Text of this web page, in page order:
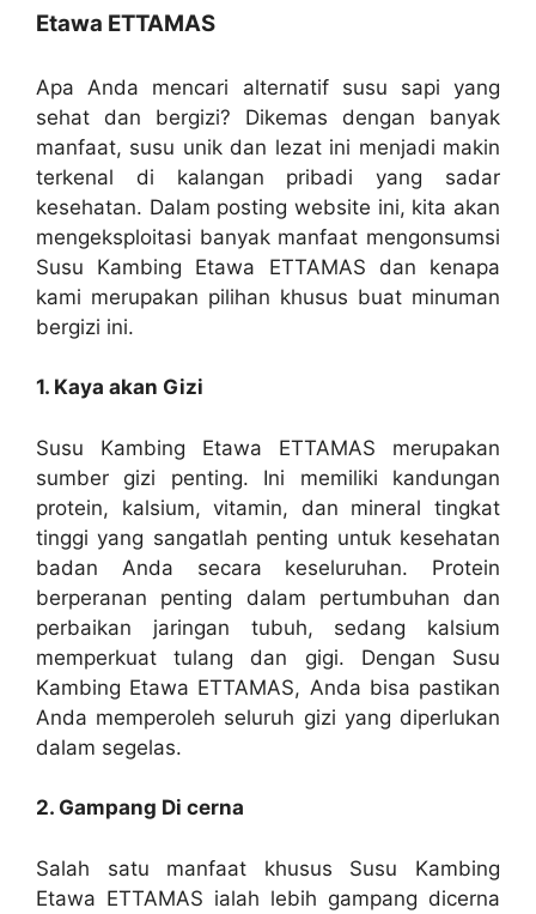
Etawa ETTAMAS
Apa Anda mencari alternatif susu sapi yang
sehat dan bergizi? Dikemas dengan banyak
manfaat, susu unik dan lezat ini menjadi makin
terkenal di kalangan pribadi yang sadar
kesehatan. Dalam posting website ini, kita akan
mengeksploitasi banyak manfaat mengonsumsi
Susu Kambing Etawa ETTAMAS dan kenapa
kami merupakan pilihan khusus buat minuman
bergizi ini.
1. Kaya akan Gizi
Susu Kambing Etawa ETTAMAS merupakan
sumber gizi penting. Ini memiliki kandungan
protein, kalsium, vitamin, dan mineral tingkat
tinggi yang sangatlah penting untuk kesehatan
badan Anda secara keseluruhan. Protein
berperanan penting dalam pertumbuhan dan
perbaikan jaringan tubuh, sedang kalsium
memperkuat tulang dan gigi. Dengan Susu
Kambing Etawa ETTAMAS, Anda bisa pastikan
Anda memperoleh seluruh gizi yang diperlukan
dalam segelas.
2. Gampang Di cerna
Salah satu manfaat khusus Susu Kambing
Etawa ETTAMAS ialah lebih gampang dicerna